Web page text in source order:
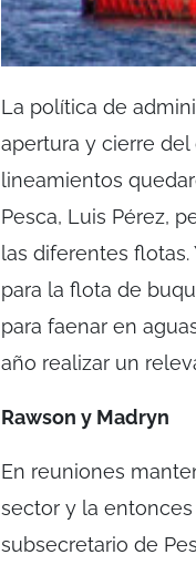
La política de
apertura y cierre
lineamientos
Pesca, Luis Pérez,
las diferentes
para la flota de
para faenar en
año realizar un
Rawson y Madryn
En reuniones
sector y la
subsecretario de